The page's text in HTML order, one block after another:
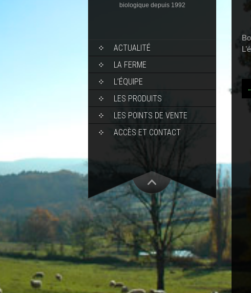
biologique depuis 1992
ACTUALITÉ
LA FERME
L’ÉQUIPE
LES PRODUITS
LES POINTS DE VENTE
ACCÈS ET CONTACT